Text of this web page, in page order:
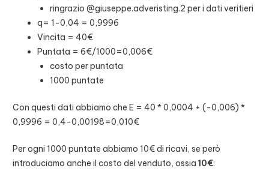
ringrazio @giuseppe.adveristing.2 per i dati veritieri
q= 1-0,04 = 0,9996
Vincita = 40€
Puntata = 6€/1000=0,006€
costo per puntata
1000 puntate
Con questi dati abbiamo che E = 40 * 0,0004 + (-0,006) *
0,9996 = 0,4-0,00198=0,010€
Per ogni 1000 puntate abbiamo 10€ di ricavi, se però
introduciamo anche il costo del venduto, ossia10€: